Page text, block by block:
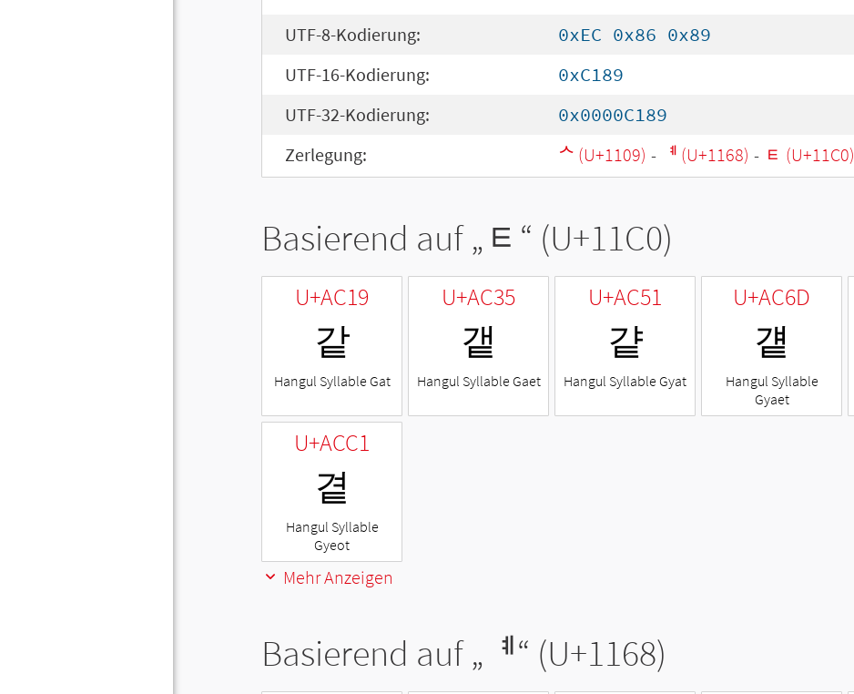
UTF-8-Kodierung:
0xEC 0x86 0x89
UTF-16-Kodierung:
0xC189
UTF-32-Kodierung:
0x0000C189
Zerlegung:
ᄉ (U+1109) - ᅨ (U+1168) - ᇀ (U+11C0)
Basierend auf „ ᇀ “ (U+11C0)
U+AC19
같
Hangul Syllable Gat
U+AC35
갵
Hangul Syllable Gaet
U+AC51
걑
Hangul Syllable Gyat
U+AC6D
걭
Hangul Syllable
Gyaet
U+ACC1
곁
Hangul Syllable
Gyeot
Mehr Anzeigen
Basierend auf „ ᅨ“ (U+1168)